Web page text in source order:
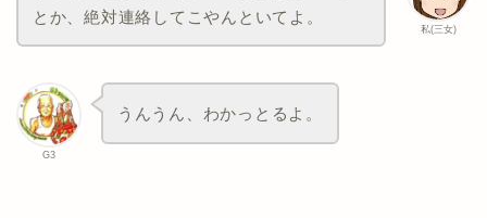
私(三女)
とか、絶対連絡してこやんといてよ。
G3
うんうん、わかっとるよ。